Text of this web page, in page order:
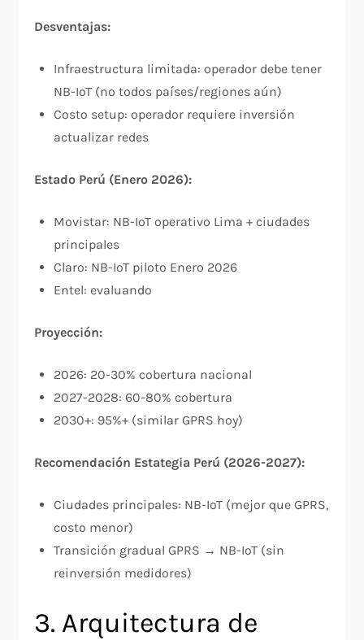
Desventajas:
Infraestructura limitada: operador debe tener
NB-IoT (no todos países/regiones aún)
Costo setup: operador requiere inversión
actualizar redes
Estado Perú (Enero 2026):
Movistar: NB-IoT operativo Lima + ciudades
principales
Claro: NB-IoT piloto Enero 2026
Entel: evaluando
Proyección:
2026: 20-30% cobertura nacional
2027-2028: 60-80% cobertura
2030+: 95%+ (similar GPRS hoy)
Recomendación Estategia Perú (2026-2027):
Ciudades principales: NB-IoT (mejor que GPRS,
costo menor)
Transición gradual GPRS → NB-IoT (sin
reinversión medidores)
3. Arquitectura de